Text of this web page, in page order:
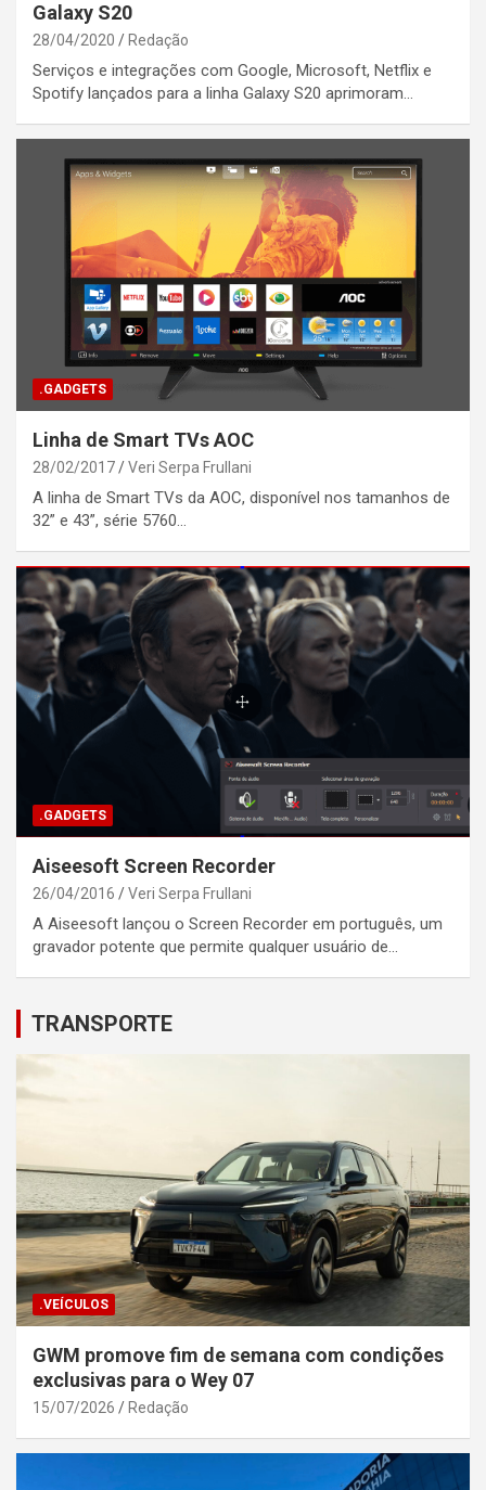
Galaxy S20
28/04/2020 Redação
Serviços e integrações com Google, Microsoft, Netflix e
Spotify lançados para a linha Galaxy S20 aprimoram…
.GADGETS
Linha de Smart TVs AOC
28/02/2017 Veri Serpa Frullani
A linha de Smart TVs da AOC, disponível nos tamanhos de
32” e 43”, série 5760…
.GADGETS
Aiseesoft Screen Recorder
26/04/2016 Veri Serpa Frullani
A Aiseesoft lançou o Screen Recorder em português, um
gravador potente que permite qualquer usuário de…
TRANSPORTE
.VEÍCULOS
GWM promove fim de semana com condições
exclusivas para o Wey 07
15/07/2026 Redação